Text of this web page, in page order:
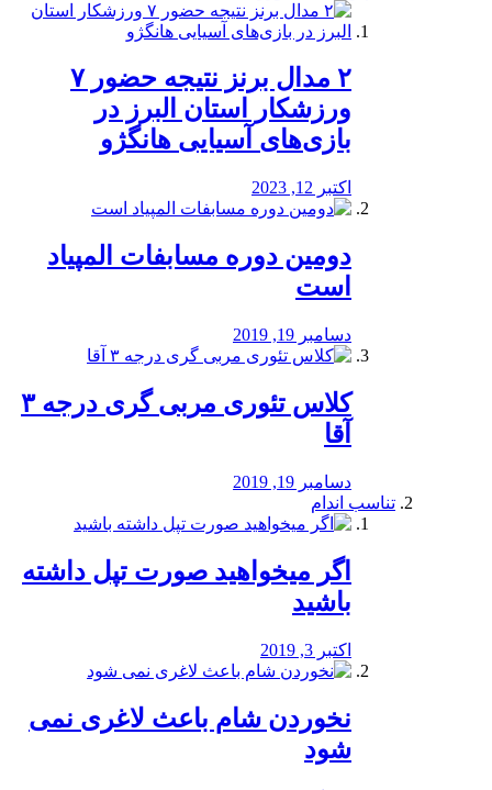
۲ مدال برنز نتیجه حضور ۷
ورزشکار استان البرز در
بازی‌های آسیایی هانگژو
اکتبر 12, 2023
دومین دوره مسابفات المپیاد
است
دسامبر 19, 2019
کلاس تئوری مربی گری درجه ۳
آقا
دسامبر 19, 2019
تناسب اندام
اگر میخواهید صورت تپل داشته
باشید
اکتبر 3, 2019
نخوردن شام باعث لاغری نمی
‌شود